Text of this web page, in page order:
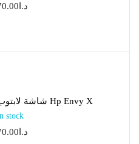
د.ا
شاشة لابتوب Hp Envy X
stock
د.ا